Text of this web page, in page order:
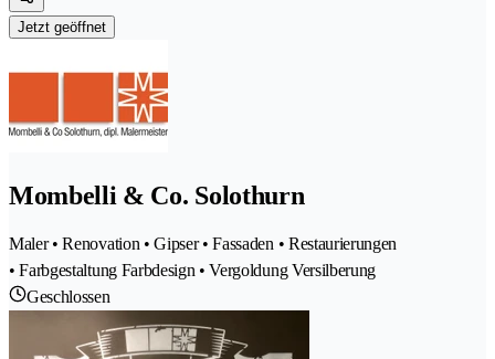
Jetzt geöffnet
Mombelli & Co. Solothurn
Maler • Renovation • Gipser • Fassaden • Restaurierungen
• Farbgestaltung Farbdesign • Vergoldung Versilberung
Geschlossen